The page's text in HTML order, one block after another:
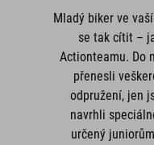
Mladý biker ve
se tak cítit –
Actionteamu. Do
přenesli
odpružení, jen
navrhli
určený